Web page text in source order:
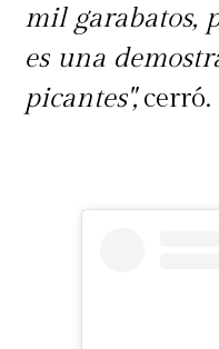
mil garabatos,
es una
picantes",cerró.